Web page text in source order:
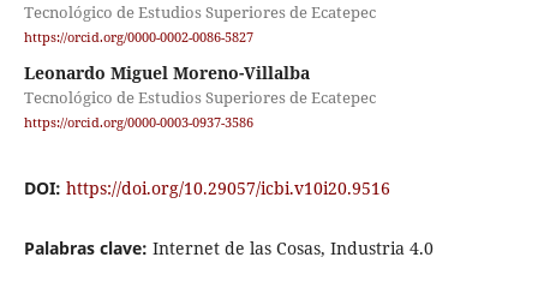
Tecnológico de Estudios Superiores de Ecatepec
https://orcid.org/0000-0002-0086-5827
Leonardo Miguel Moreno-Villalba
Tecnológico de Estudios Superiores de Ecatepec
https://orcid.org/0000-0003-0937-3586
DOI: https://doi.org/10.29057/icbi.v10i20.9516
Palabras clave: Internet de las Cosas, Industria 4.0